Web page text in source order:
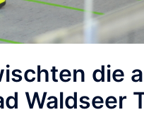
die
Waldseer